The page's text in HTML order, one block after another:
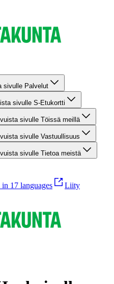
sivulle Palvelut
sivulle S-Etukortti
sivulle Töissä meillä
sivulle Vastuullisuus
sivulle Tietoa meistä
17 languages
Liity